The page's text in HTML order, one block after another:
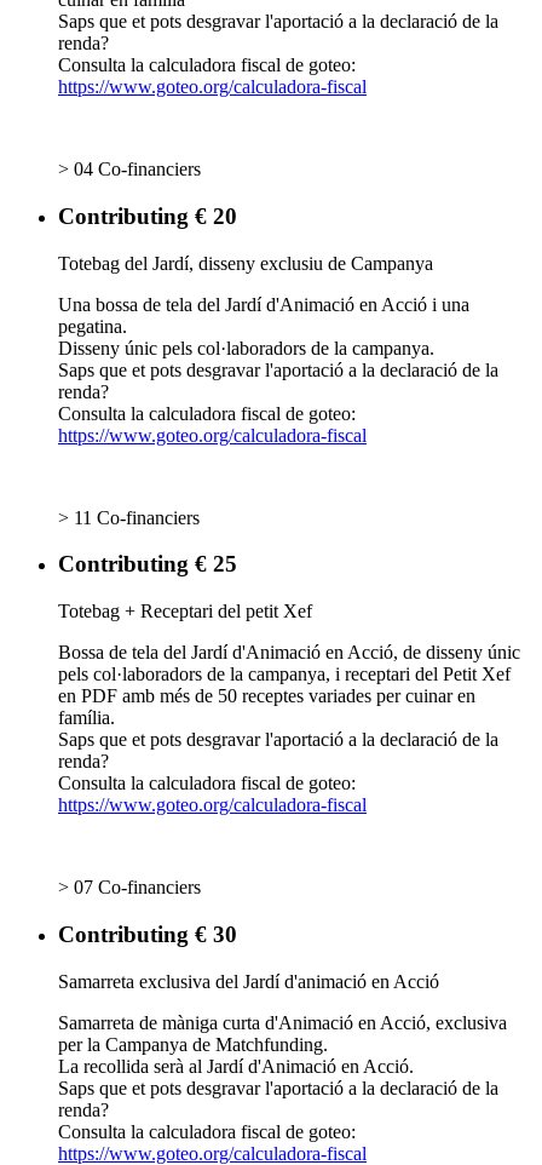
Saps que et pots desgravar l'aportació a la declaració de la
renda?
Consulta la calculadora fiscal de goteo:
https://www.goteo.org/calculadora-fiscal
> 04 Co-financiers
Contributing € 20
Totebag del Jardí, disseny exclusiu de Campanya
Una bossa de tela del Jardí d'Animació en Acció i una
pegatina.
Disseny únic pels col·laboradors de la campanya.
Saps que et pots desgravar l'aportació a la declaració de la
renda?
Consulta la calculadora fiscal de goteo:
https://www.goteo.org/calculadora-fiscal
> 11 Co-financiers
Contributing € 25
Totebag + Receptari del petit Xef
Bossa de tela del Jardí d'Animació en Acció, de disseny únic
pels col·laboradors de la campanya, i receptari del Petit Xef
en PDF amb més de 50 receptes variades per cuinar en
família.
Saps que et pots desgravar l'aportació a la declaració de la
renda?
Consulta la calculadora fiscal de goteo:
https://www.goteo.org/calculadora-fiscal
> 07 Co-financiers
Contributing € 30
Samarreta exclusiva del Jardí d'animació en Acció
Samarreta de màniga curta d'Animació en Acció, exclusiva
per la Campanya de Matchfunding.
La recollida serà al Jardí d'Animació en Acció.
Saps que et pots desgravar l'aportació a la declaració de la
renda?
Consulta la calculadora fiscal de goteo:
https://www.goteo.org/calculadora-fiscal